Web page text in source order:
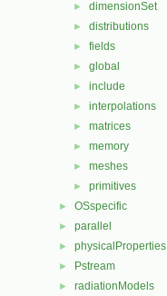
► dimensionSet
► distributions
► fields
► global
► include
► interpolations
► matrices
► memory
► meshes
► primitives
► OSspecific
► parallel
► physicalProperties
► Pstream
► radiationModels